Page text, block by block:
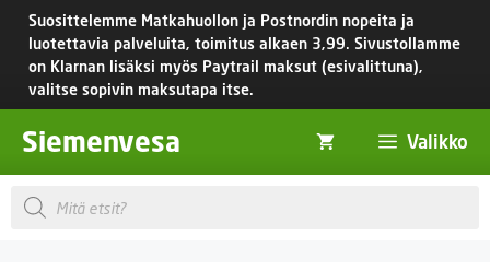
Siirry
sisältöön
Suosittelemme Matkahuollon ja Postnordin nopeita ja
luotettavia palveluita, toimitus alkaen 3,99. Sivustollamme
on Klarnan lisäksi myös Paytrail maksut (esivalittuna),
valitse sopivin maksutapa itse.
Siemenvesa Valikko
Products
search